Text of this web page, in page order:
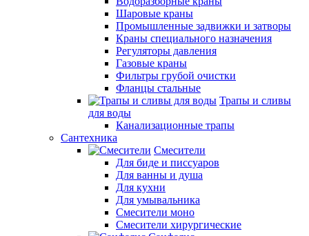
Шаровые краны
Промышленные задвижки и затворы
Краны специального назначения
Регуляторы давления
Газовые краны
Фильтры грубой очистки
Фланцы стальные
Трапы и сливы
для воды
Канализационные трапы
Сантехника
Смесители
Для биде и писсуаров
Для ванны и душа
Для кухни
Для умывальника
Смесители моно
Смесители хирургические